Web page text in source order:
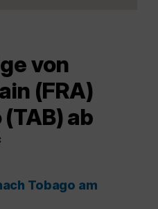
von
(FRA)
ab
Tobago am